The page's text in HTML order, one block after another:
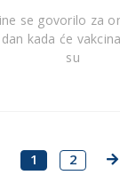
se govorilo za
kada će
su
1 2